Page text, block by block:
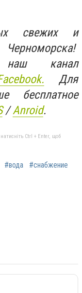
свежих и
наш канал
Для
бесплатное
/Anroid.
Ctrl + Enter, щоб
#вода
#снабжение